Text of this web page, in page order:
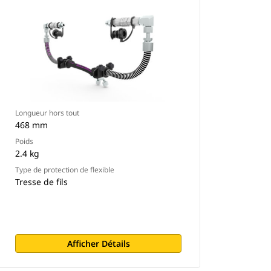
Longueur hors tout
468 mm
Poids
2.4 kg
Type de protection de flexible
Tresse de fils
Afficher Détails